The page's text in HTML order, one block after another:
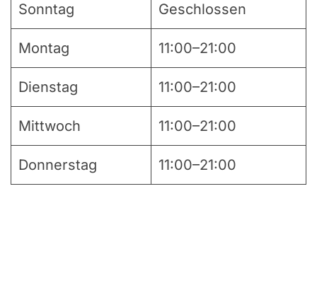
Sonntag Geschlossen
Montag 11:00–21:00
Dienstag 11:00–21:00
Mittwoch 11:00–21:00
Donnerstag 11:00–21:00